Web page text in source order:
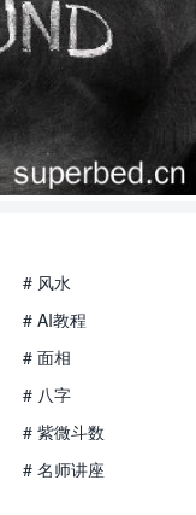
# 风水
# AI教程
# 面相
# 八字
# 紫微斗数
# 名师讲座